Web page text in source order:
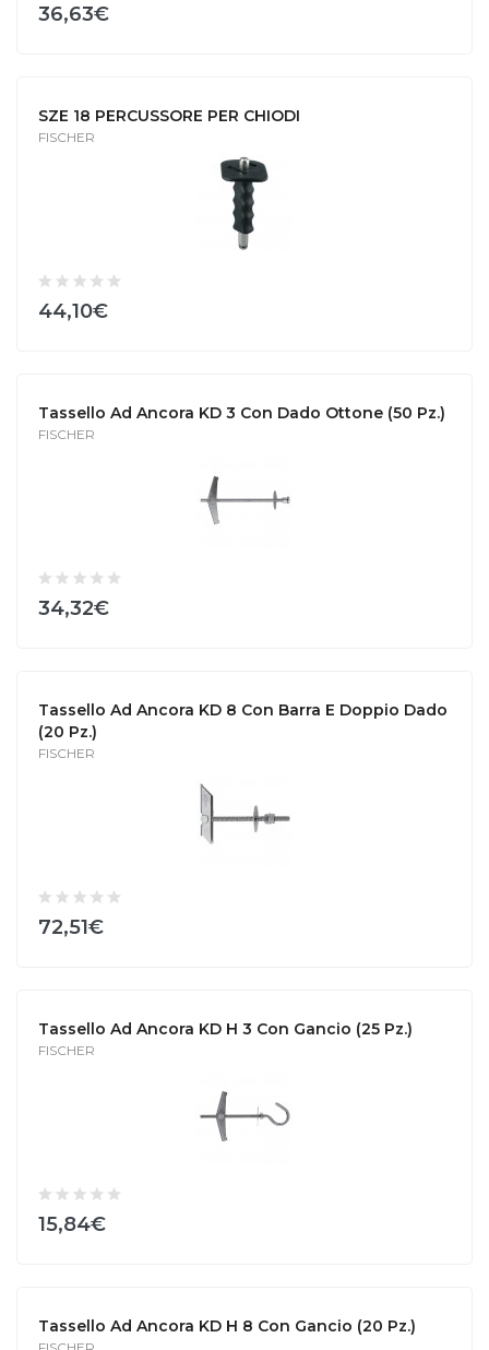
36,63€
SZE 18 PERCUSSORE PER CHIODI
FISCHER
44,10€
Tassello Ad Ancora KD 3 Con Dado Ottone (50 Pz.)
FISCHER
34,32€
Tassello Ad Ancora KD 8 Con Barra E Doppio Dado
(20 Pz.)
FISCHER
72,51€
Tassello Ad Ancora KD H 3 Con Gancio (25 Pz.)
FISCHER
15,84€
Tassello Ad Ancora KD H 8 Con Gancio (20 Pz.)